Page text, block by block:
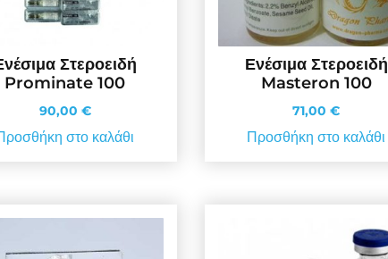
Στεροειδή
Prominate 100
90,00 €
στο καλάθι
Ενέσιμα Στεροειδή
Masteron 100
71,00€
Προσθήκη στο καλάθι